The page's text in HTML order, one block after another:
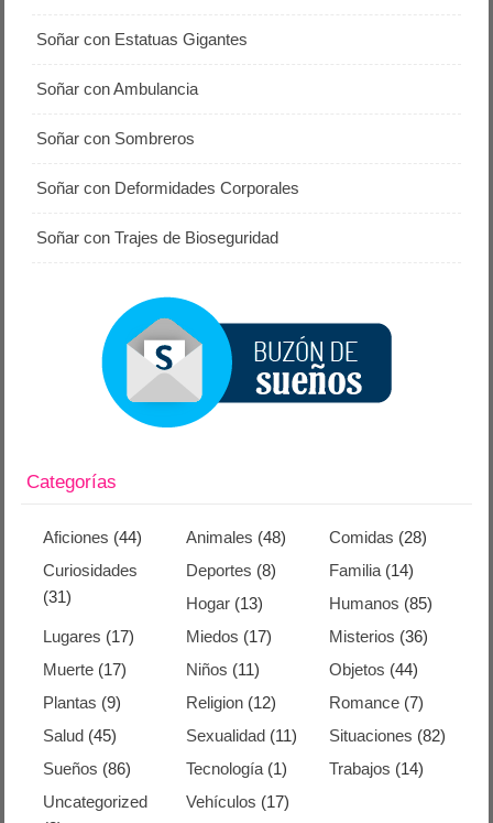
Soñar con Estatuas Gigantes
Soñar con Ambulancia
Soñar con Sombreros
Soñar con Deformidades Corporales
Soñar con Trajes de Bioseguridad
Categorías
Aficiones (44) Animales (48) Comidas (28)
Curiosidades
(31)
Deportes (8) Familia(14)
Hogar (13) Humanos (85)
Lugares (17) Miedos (17) Misterios (36)
Muerte (17) Niños (11) Objetos (44)
Plantas (9) Religion (12) Romance(7)
Salud (45) Sexualidad (11) Situaciones (82)
Sueños (86) Tecnología (1) Trabajos (14)
Uncategorized
Vehículos (17)